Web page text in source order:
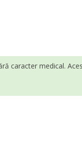
caracter medical.